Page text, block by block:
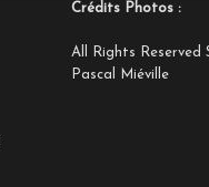
Crédits Photos :
All Rights Reserved
Pascal Miéville